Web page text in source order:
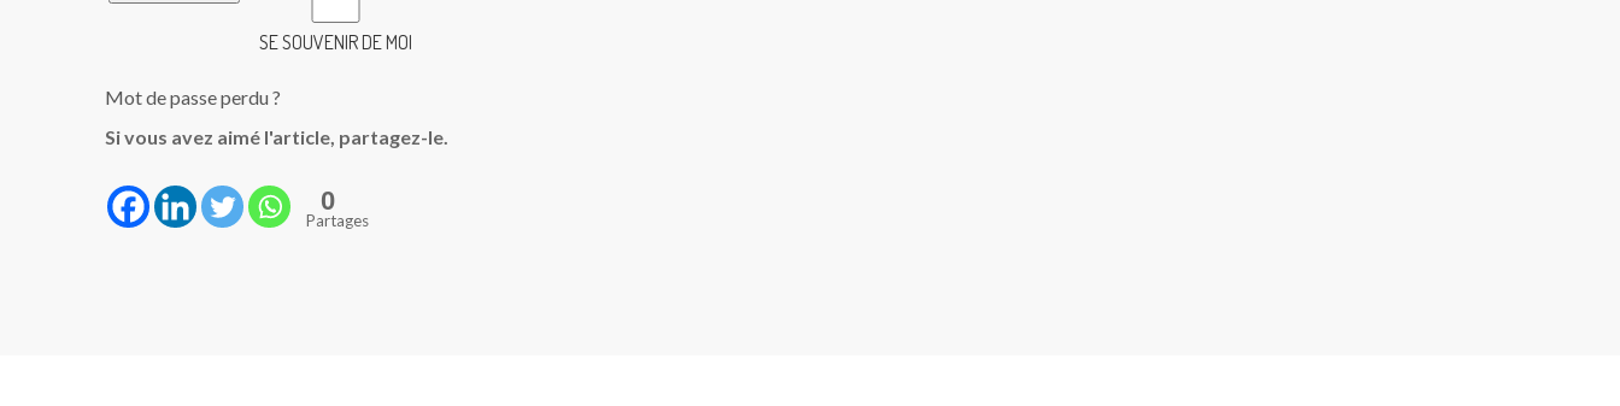
SE SOUVENIR DE MOI
Mot de passe perdu ?
Si vous avez aimé l'article, partagez-le.
0
Partages